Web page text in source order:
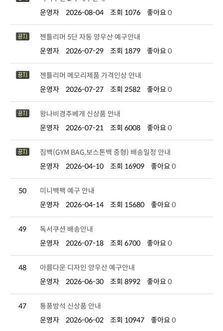
운영자
2026-08-04 조회 1076 좋아요 0
젠틀리머 5단 자동 양우산 예구안내
운영자
2026-07-29 조회 1879 좋아요 0
젠틀리머 메모리제품 가격인상 안내
운영자
2026-07-27 조회 2582 좋아요 0
왕나비경추베개 신상품 안내
운영자
2026-07-21 조회 6008 좋아요 0
짐백(GYM BAG,보스톤백 중형) 배송일정 안내
운영자
2026-04-10 조회 16909 좋아요 0
50
미니백팩 예구 안내
운영자
2026-04-14 조회 15680 좋아요 0
49
독서쿠션 배송안내
운영자
2026-07-18 조회 6700 좋아요 0
48
아름다운 디자인 양우산 예구안내
운영자
2026-06-30 조회 8992 좋아요 0
47
통풍방석 신상품 안내
운영자
2026-06-02 조회 10947 좋아요 0